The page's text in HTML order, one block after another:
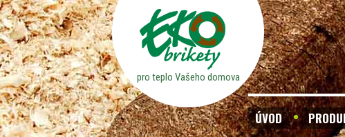
pro teplo Vašeho domova
ÚVOD